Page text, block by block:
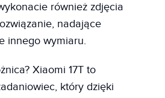
również zdjęcia
nadające
innego wymiaru.
Xiaomi 17T to
który dzięki